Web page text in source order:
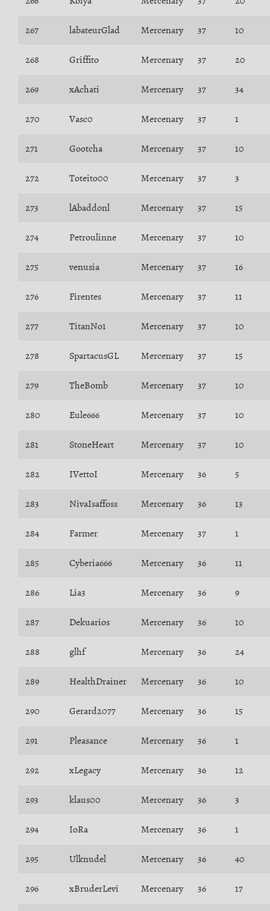
267 labateurGlad Mercenary 37 10
268 Griffito Mercenary 37 20
269 xAchati Mercenary 37 34
270 Vasc0 Mercenary 37 1
271 Gootcha Mercenary 37 10
272 Toteito00 Mercenary 37 3
273 lAbaddonl Mercenary 37 15
274 Petroulinne Mercenary 37 10
275 venusia Mercenary 37 16
276 Firentes Mercenary 37 11
277 TitanNo1 Mercenary 37 10
278 SpartacusGL Mercenary 37 15
279 TheBomb Mercenary 37 10
280 Eule666 Mercenary 37 10
281 StoneHeart Mercenary 37 10
282 IVettoI Mercenary 36 5
283 NivaIsaffoss Mercenary 36 13
284 Farmer Mercenary 37 1
285 Cyberia666 Mercenary 36 11
286 Lia3 Mercenary 36 9
287 Dekuarios Mercenary 36 10
288 glhf Mercenary 36 24
289 HealthDrainer Mercenary 36 10
290 Gerard2077 Mercenary 36 15
291 Pleasance Mercenary 36 1
292 xLegacy Mercenary 36 12
293 klaus00 Mercenary 36 3
294 IoRa Mercenary 36 1
295 Ulknudel Mercenary 36 40
296 xBruderLevi Mercenary 36 17